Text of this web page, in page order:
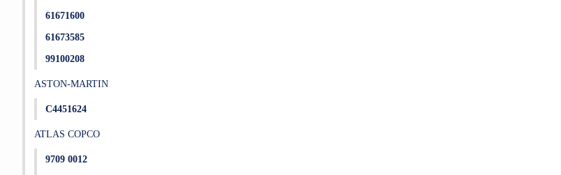
61671600
61673585
99100208
ASTON-MARTIN
C4451624
ATLAS COPCO
9709 0012